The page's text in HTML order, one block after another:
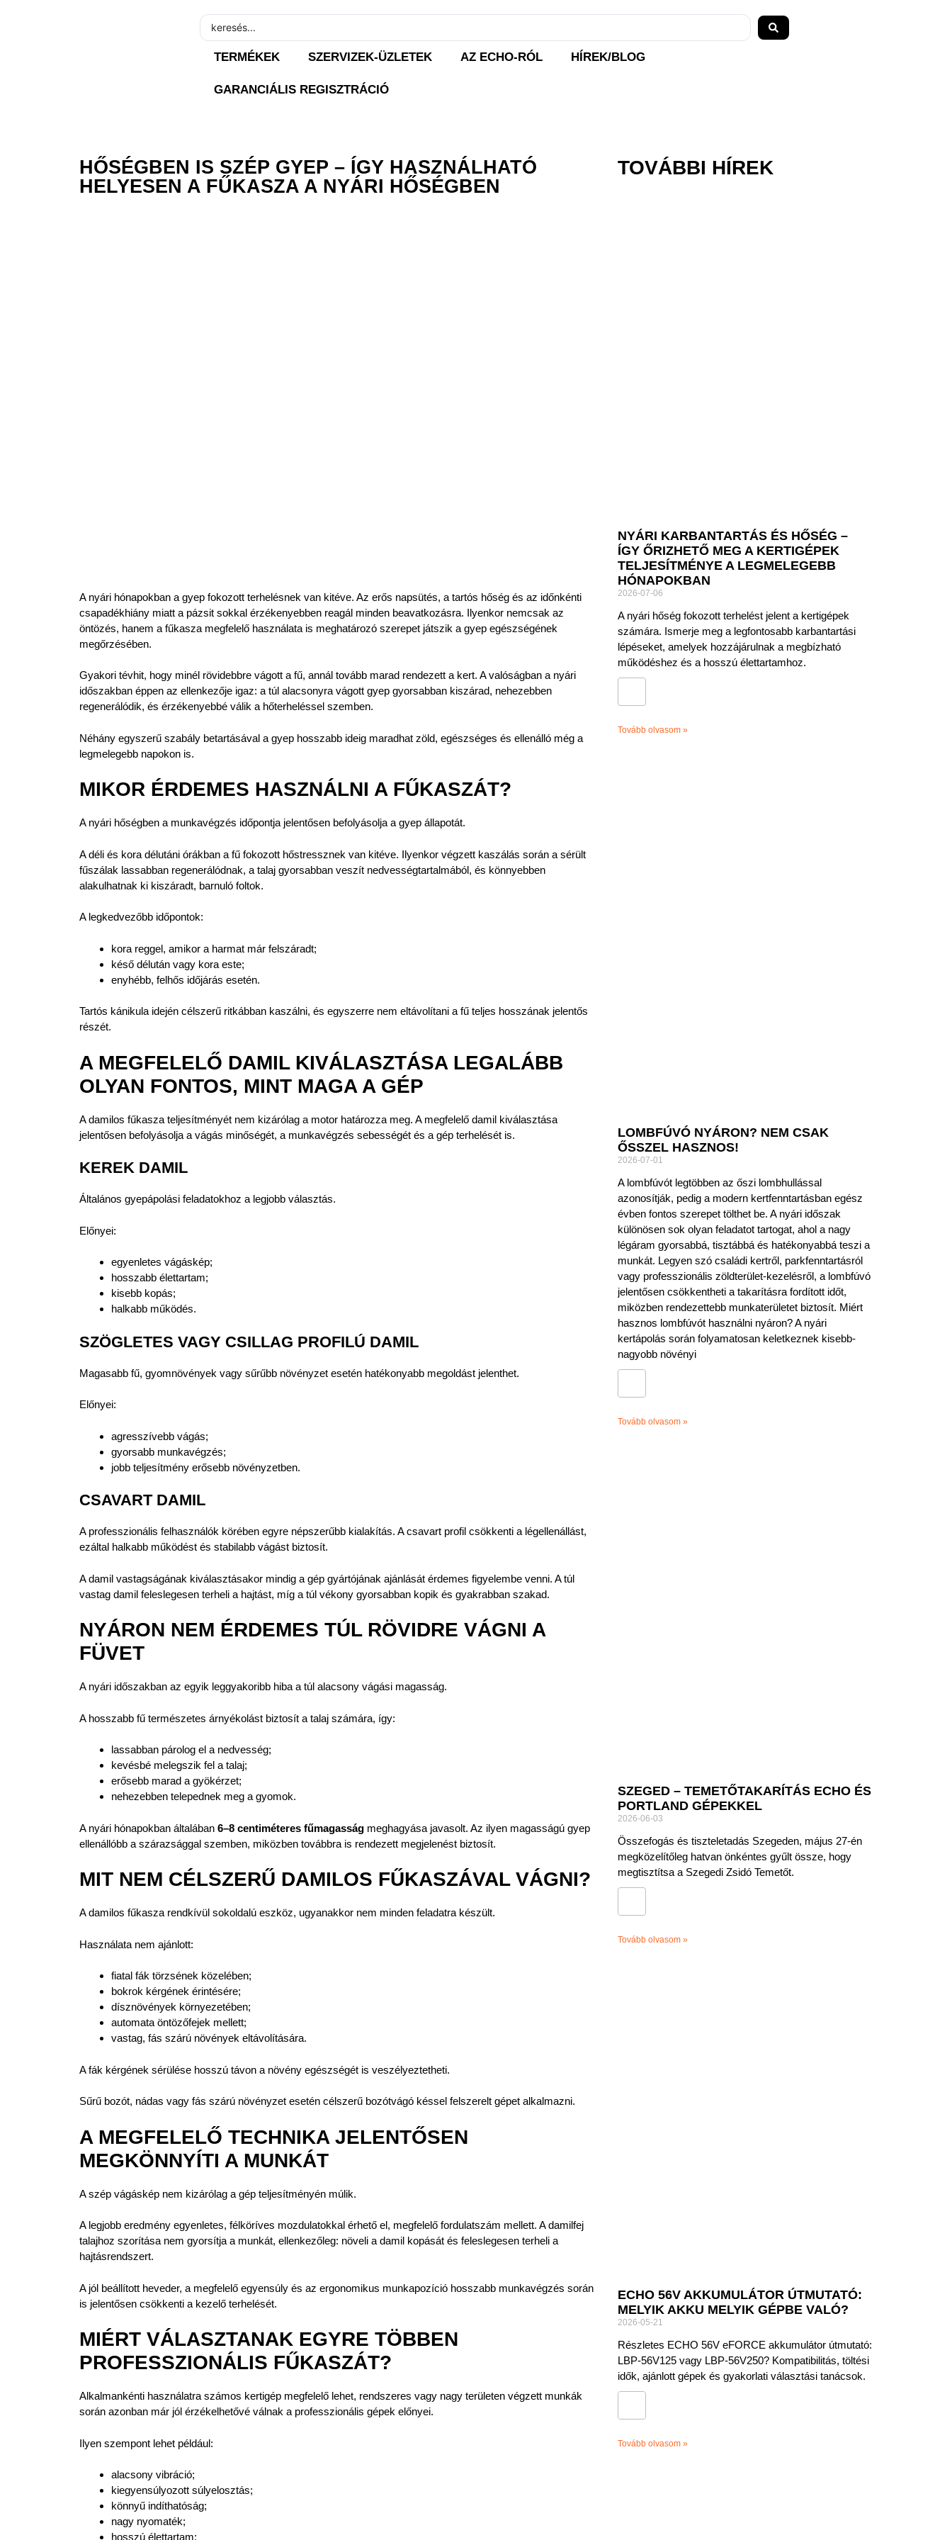
TERMÉKEK SZERVIZEK-ÜZLETEK AZ ECHO-RÓL HÍREK/BLOG
GARANCIÁLIS REGISZTRÁCIÓ
HŐSÉGBEN IS SZÉP GYEP – ÍGY HASZNÁLHATÓ
HELYESEN A FŰKASZA A NYÁRI HŐSÉGBEN
A nyári hónapokban a gyep fokozott terhelésnek van kitéve. Az erős napsütés, a tartós hőség és az időnkénti
csapadékhiány miatt a pázsit sokkal érzékenyebben reagál minden beavatkozásra. Ilyenkor nemcsak az
öntözés, hanem a fűkasza megfelelő használata is meghatározó szerepet játszik a gyep egészségének
megőrzésében.
Gyakori tévhit, hogy minél rövidebbre vágott a fű, annál tovább marad rendezett a kert. A valóságban a nyári
időszakban éppen az ellenkezője igaz: a túl alacsonyra vágott gyep gyorsabban kiszárad, nehezebben
regenerálódik, és érzékenyebbé válik a hőterheléssel szemben.
Néhány egyszerű szabály betartásával a gyep hosszabb ideig maradhat zöld, egészséges és ellenálló még a
legmelegebb napokon is.
MIKOR ÉRDEMES HASZNÁLNI A FŰKASZÁT?
A nyári hőségben a munkavégzés időpontja jelentősen befolyásolja a gyep állapotát.
A déli és kora délutáni órákban a fű fokozott hőstressznek van kitéve. Ilyenkor végzett kaszálás során a sérült
fűszálak lassabban regenerálódnak, a talaj gyorsabban veszít nedvességtartalmából, és könnyebben
alakulhatnak ki kiszáradt, barnuló foltok.
A legkedvezőbb időpontok:
kora reggel, amikor a harmat már felszáradt;
késő délután vagy kora este;
enyhébb, felhős időjárás esetén.
Tartós kánikula idején célszerű ritkábban kaszálni, és egyszerre nem eltávolítani a fű teljes hosszának jelentős
részét.
A MEGFELELŐ DAMIL KIVÁLASZTÁSA LEGALÁBB
OLYAN FONTOS, MINT MAGA A GÉP
A damilos fűkasza teljesítményét nem kizárólag a motor határozza meg. A megfelelő damil kiválasztása
jelentősen befolyásolja a vágás minőségét, a munkavégzés sebességét és a gép terhelését is.
KEREK DAMIL
Általános gyepápolási feladatokhoz a legjobb választás.
Előnyei:
egyenletes vágáskép;
hosszabb élettartam;
kisebb kopás;
halkabb működés.
SZÖGLETES VAGY CSILLAG PROFILÚ DAMIL
Magasabb fű, gyomnövények vagy sűrűbb növényzet esetén hatékonyabb megoldást jelenthet.
Előnyei:
agresszívebb vágás;
gyorsabb munkavégzés;
jobb teljesítmény erősebb növényzetben.
CSAVART DAMIL
A professzionális felhasználók körében egyre népszerűbb kialakítás. A csavart profil csökkenti a légellenállást,
ezáltal halkabb működést és stabilabb vágást biztosít.
A damil vastagságának kiválasztásakor mindig a gép gyártójának ajánlását érdemes figyelembe venni. A túl
vastag damil feleslegesen terheli a hajtást, míg a túl vékony gyorsabban kopik és gyakrabban szakad.
NYÁRON NEM ÉRDEMES TÚL RÖVIDRE VÁGNI A
FÜVET
A nyári időszakban az egyik leggyakoribb hiba a túl alacsony vágási magasság.
A hosszabb fű természetes árnyékolást biztosít a talaj számára, így:
lassabban párolog el a nedvesség;
kevésbé melegszik fel a talaj;
erősebb marad a gyökérzet;
nehezebben telepednek meg a gyomok.
A nyári hónapokban általában 6–8 centiméteres fűmagasság meghagyása javasolt. Az ilyen magasságú gyep
ellenállóbb a szárazsággal szemben, miközben továbbra is rendezett megjelenést biztosít.
MIT NEM CÉLSZERŰ DAMILOS FŰKASZÁVAL VÁGNI?
A damilos fűkasza rendkívül sokoldalú eszköz, ugyanakkor nem minden feladatra készült.
Használata nem ajánlott:
fiatal fák törzsének közelében;
bokrok kérgének érintésére;
dísznövények környezetében;
automata öntözőfejek mellett;
vastag, fás szárú növények eltávolítására.
A fák kérgének sérülése hosszú távon a növény egészségét is veszélyeztetheti.
Sűrű bozót, nádas vagy fás szárú növényzet esetén célszerű bozótvágó késsel felszerelt gépet alkalmazni.
A MEGFELELŐ TECHNIKA JELENTŐSEN
MEGKÖNNYÍTI A MUNKÁT
A szép vágáskép nem kizárólag a gép teljesítményén múlik.
A legjobb eredmény egyenletes, félköríves mozdulatokkal érhető el, megfelelő fordulatszám mellett. A damilfej
talajhoz szorítása nem gyorsítja a munkát, ellenkezőleg: növeli a damil kopását és feleslegesen terheli a
hajtásrendszert.
A jól beállított heveder, a megfelelő egyensúly és az ergonomikus munkapozíció hosszabb munkavégzés során
is jelentősen csökkenti a kezelő terhelését.
MIÉRT VÁLASZTANAK EGYRE TÖBBEN
PROFESSZIONÁLIS FŰKASZÁT?
Alkalmankénti használatra számos kertigép megfelelő lehet, rendszeres vagy nagy területen végzett munkák
során azonban már jól érzékelhetővé válnak a professzionális gépek előnyei.
Ilyen szempont lehet például:
alacsony vibráció;
kiegyensúlyozott súlyelosztás;
könnyű indíthatóság;
nagy nyomaték;
hosszú élettartam;
TOVÁBBI HÍREK
NYÁRI KARBANTARTÁS ÉS HŐSÉG –
ÍGY ŐRIZHETŐ MEG A KERTIGÉPEK
TELJESÍTMÉNYE A LEGMELEGEBB
HÓNAPOKBAN
2026-07-06
A nyári hőség fokozott terhelést jelent a kertigépek
számára. Ismerje meg a legfontosabb karbantartási
lépéseket, amelyek hozzájárulnak a megbízható
működéshez és a hosszú élettartamhoz.
Tovább olvasom »
LOMBFÚVÓ NYÁRON? NEM CSAK
ŐSSZEL HASZNOS!
2026-07-01
A lombfúvót legtöbben az őszi lombhullással
azonosítják, pedig a modern kertfenntartásban egész
évben fontos szerepet tölthet be. A nyári időszak
különösen sok olyan feladatot tartogat, ahol a nagy
légáram gyorsabbá, tisztábbá és hatékonyabbá teszi a
munkát. Legyen szó családi kertről, parkfenntartásról
vagy professzionális zöldterület-kezelésről, a lombfúvó
jelentősen csökkentheti a takarításra fordított időt,
miközben rendezettebb munkaterületet biztosít. Miért
hasznos lombfúvót használni nyáron? A nyári
kertápolás során folyamatosan keletkeznek kisebb-
nagyobb növényi
Tovább olvasom »
SZEGED – TEMETŐTAKARÍTÁS ECHO ÉS
PORTLAND GÉPEKKEL
2026-06-03
Összefogás és tiszteletadás Szegeden, május 27-én
megközelítőleg hatvan önkéntes gyűlt össze, hogy
megtisztítsa a Szegedi Zsidó Temetőt.
Tovább olvasom »
ECHO 56V AKKUMULÁTOR ÚTMUTATÓ:
MELYIK AKKU MELYIK GÉPBE VALÓ?
2026-05-21
Részletes ECHO 56V eFORCE akkumulátor útmutató:
LBP-56V125 vagy LBP-56V250? Kompatibilitás, töltési
idők, ajánlott gépek és gyakorlati választási tanácsok.
Tovább olvasom »